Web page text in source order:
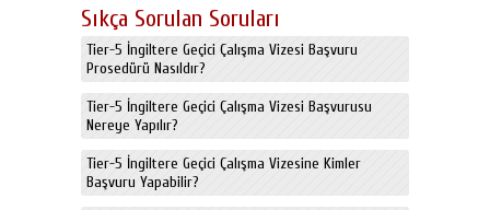
Sıkça Sorulan Soruları
Tier-5 İngiltere Geçici Çalışma Vizesi Başvuru
Prosedürü Nasıldır?
Tier-5 İngiltere Geçici Çalışma Vizesi Başvurusu
Nereye Yapılır?
Tier-5 İngiltere Geçici Çalışma Vizesine Kimler
Başvuru Yapabilir?